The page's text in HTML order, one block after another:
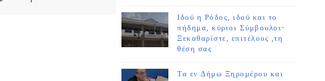
Ιδού η Ρόδος, ιδού και το
πήδημα, κύριοι Σύμβουλοι-
Ξεκαθαρίστε, επιτέλους ,τη
θέση σας
Τα εν Δήμω Ξηρομέρου και